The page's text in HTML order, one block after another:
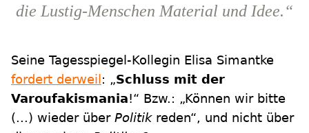
die Lustig-Menschen Material und Idee.“
Seine Tagesspiegel-Kollegin Elisa Simantke
fordert derweil : „Schluss mit der
Varoufakismania!“ Bzw.: „Können wir bitte
(...) wieder über Politikreden“, und nicht über